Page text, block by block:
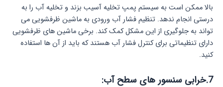
بالا ممکن است به سیستم پمپ تخلیه آسیب بزند و تخلیه آب را به
درستی انجام ندهد. تنظیم فشار آب ورودی به ماشین ظرفشویی می‌
تواند به جلوگیری از این مشکل کمک کند. برخی ماشین‌ های ظرفشویی
دارای تنظیماتی برای کنترل فشار آب هستند که باید از آن‌ ها استفاده
کنید.
7.خرابی سنسور های سطح آب: